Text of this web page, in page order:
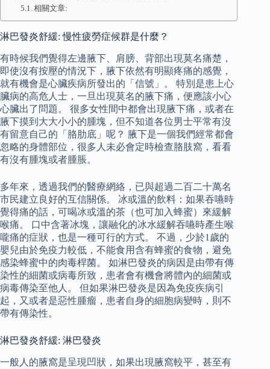
相關文章:
淋巴發炎舒緩: 慢性疲勞症候群是什麼？
有時候我們覺得左邊腋下、肩膀、背部出現莫名痛楚，
即使沒有按壓的情況下，腋下依然有明顯疼痛的感覺，
就有機會是心臟疾病所發出的「信號」。 特別是患上心
臟病的高危人士，一旦出現莫名的腋下痛，便應該小心
心臟出了問題。 很多女性間中都會出現腋下痛，或者在
腋下摸到大大小小的腫塊，但不知道各位男士平常有沒
有留意自己的「胳肋底」呢？ 腋下是一個我們經常都會
忽略的身體部位，很多人未必會定時檢查胳肢窩，看看
有沒有腫塊或者腫脹。
多年來，透過我們的醫療網絡，已與超過二百二十萬名
市民建立良好的互信關係。 冰或溫的飲料：如果吞嚥時
覺得痛的話，可喝冰或溫的茶（也可加入蜂蜜）來緩解
喉痛。 口中含著冰塊，讓融化的冰水緩解吞嚥時產生喉
嚨痛的症狀，也是一種可行的方式。 不過，少於1歲的
嬰兒由於免疫力較低，不能食用含有蜂蜜的食物，避免
感染蜂蜜中的肉毒桿菌。 如淋巴發炎的病因是由帶有傳
染性的細菌或病毒所致，患者會有機會將體內的細菌或
病毒傳染至他人。 但如果淋巴發炎是因為免疫疾病引
起，又或者是惡性腫瘤，患者自身的細胞病變時，則不
帶有傳染性。
淋巴發炎舒緩: 淋巴發炎
一般人的腋窩是呈現凹狀，如果出現腋窩較平，甚至有